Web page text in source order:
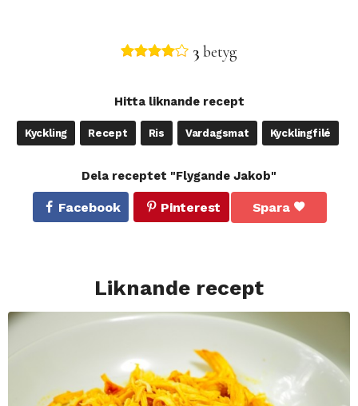
3 betyg
Hitta liknande recept
Kyckling Recept Ris Vardagsmat Kycklingfilé
Dela receptet "Flygande Jakob"
Facebook Pinterest Spara
Liknande recept